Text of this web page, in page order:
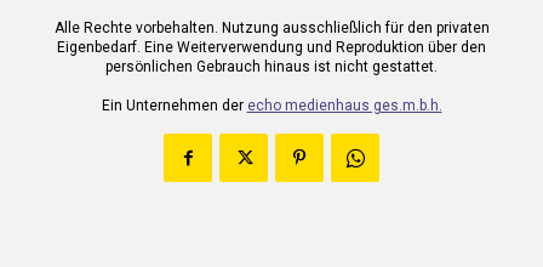
Alle Rechte vorbehalten. Nutzung ausschließlich für den privaten
Eigenbedarf. Eine Weiterverwendung und Reproduktion über den
persönlichen Gebrauch hinaus ist nicht gestattet.
Ein Unternehmen der echo medienhaus ges.m.b.h.